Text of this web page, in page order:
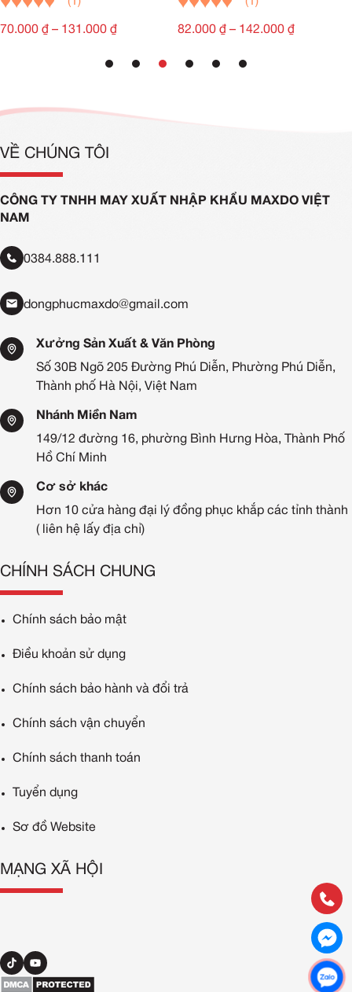
70.000 ₫ – 131.000 ₫ 82.000 ₫ – 142.000 ₫
VỀ CHÚNG TÔI
CÔNG TY TNHH MAY XUẤT NHẬP KHẨU MAXDO VIỆT
NAM
0384.888.111
dongphucmaxdo@gmail.com
Xưởng Sản Xuất & Văn Phòng
Số 30B Ngõ 205 Đường Phú Diễn, Phường Phú Diễn,
Thành phố Hà Nội, Việt Nam
Nhánh Miền Nam
149/12 đường 16, phường Bình Hưng Hòa, Thành Phố
Hồ Chí Minh
Cơ sở khác
Hơn 10 cửa hàng đại lý đồng phục khắp các tỉnh thành
( liên hệ lấy địa chỉ)
CHÍNH SÁCH CHUNG
Chính sách bảo mật
Điều khoản sử dụng
Chính sách bảo hành và đổi trả
Chính sách vận chuyển
Chính sách thanh toán
Tuyển dụng
Sơ đồ Website
MẠNG XÃ HỘI